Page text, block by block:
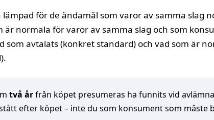
för de ändamål som varor av samma slag
normala för varor av samma slag och som
avtalats (konkret standard) och vad som är
två årfrån köpet presumeras ha funnits vid
efter köpet – inte du som konsument som måste